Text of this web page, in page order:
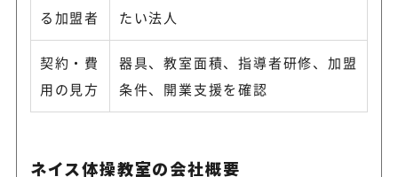
る加盟者
たい法人
契約・費
用の見方
器具、教室面積、指導者研修、加盟
条件、開業支援を確認
ネイス体操教室の会社概要